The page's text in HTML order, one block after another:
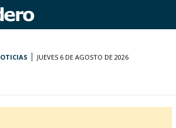
JUEVES 6 DE AGOSTO DE 2026